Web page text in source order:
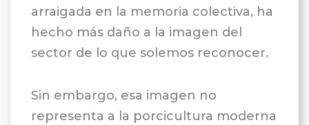
arraigada en la memoria colectiva, ha
hecho más daño a la imagen del
sector de lo que solemos reconocer.
Sin embargo, esa imagen no
representa a la porcicultura moderna